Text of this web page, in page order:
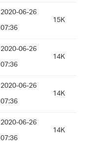
2020-06-26
07:36
15K
2020-06-26
07:36
14K
2020-06-26
07:36
14K
2020-06-26
07:36
14K